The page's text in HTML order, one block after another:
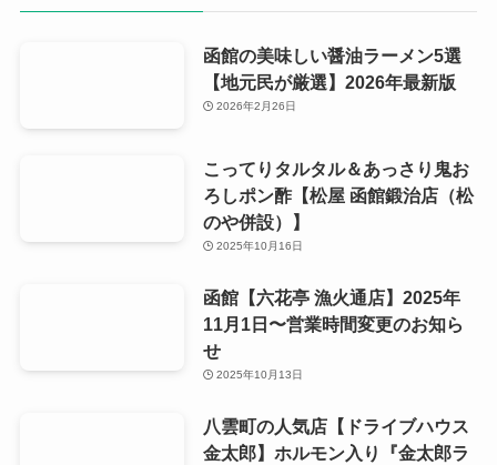
函館の美味しい醤油ラーメン5選
【地元民が厳選】2026年最新版
2026年2月26日
こってりタルタル＆あっさり鬼お
ろしポン酢【松屋 函館鍛治店（松
のや併設）】
2025年10月16日
函館【六花亭 漁火通店】2025年
11月1日〜営業時間変更のお知ら
せ
2025年10月13日
八雲町の人気店【ドライブハウス
金太郎】ホルモン入り『金太郎ラ